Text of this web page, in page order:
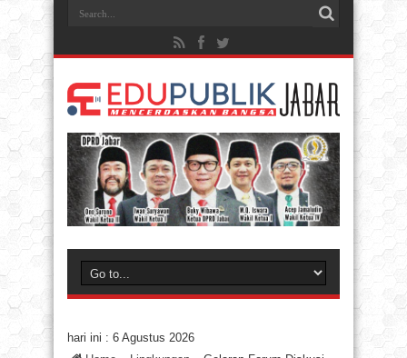
hari ini : 6 Agustus 2026